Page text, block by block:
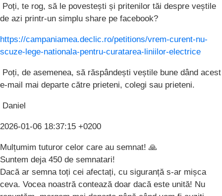
Poți, te rog, să le povestești și pritenilor tăi despre veștile
de azi printr-un simplu share pe facebook?
https://campaniamea.declic.ro/petitions/vrem-curent-nu-
scuze-lege-nationala-pentru-curatarea-liniilor-electrice
Poți, de asemenea, să răspândești veștile bune dând acest
e-mail mai departe către prieteni, colegi sau prieteni.
Daniel
2026-01-06 18:37:15 +0200
Mulțumim tuturor celor care au semnat! 🙏
Suntem deja 450 de semnatari!
Dacă ar semna toți cei afectați, cu siguranță s-ar mișca
ceva. Vocea noastră contează doar dacă este unită! Nu